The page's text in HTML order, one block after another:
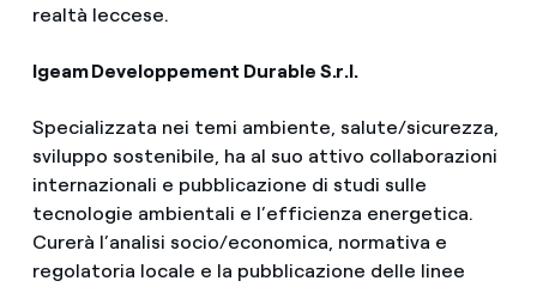
realtà leccese.
Igeam Developpement Durable S.r.l.
Specializzata nei temi ambiente, salute/sicurezza,
sviluppo sostenibile, ha al suo attivo collaborazioni
internazionali e pubblicazione di studi sulle
tecnologie ambientali e l’efficienza energetica.
Curerà l’analisi socio/economica, normativa e
regolatoria locale e la pubblicazione delle linee